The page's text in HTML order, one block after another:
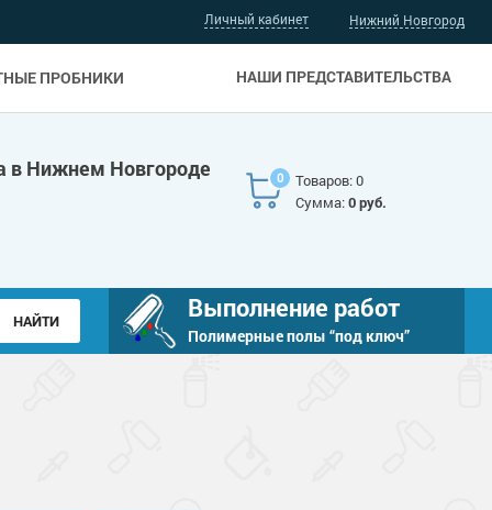
Личный кабинет
НАШИ ПРЕДСТАВИТЕЛЬСТВА
ПРОБНИКИ
Нижний Новгород
в Нижнем Новгороде 0
Товаров: 0
Сумма:0 руб.
Выполнение работ
Полимерные полы “под ключ”